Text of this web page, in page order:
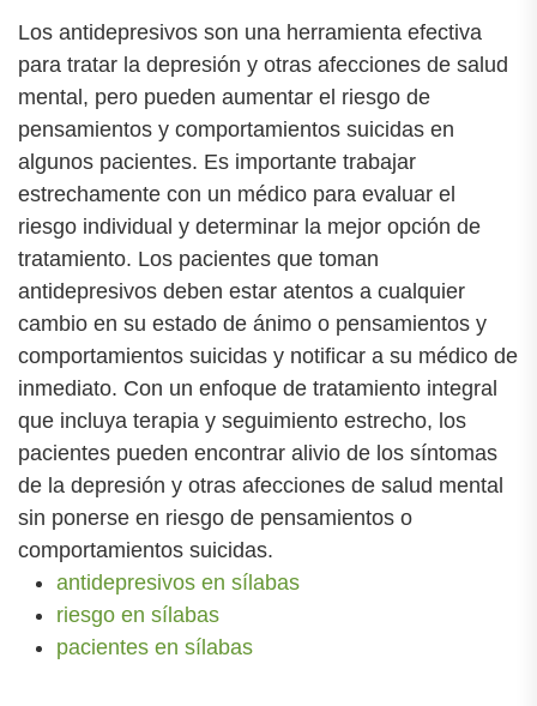
Los antidepresivos son una herramienta efectiva
para tratar la depresión y otras afecciones de salud
mental, pero pueden aumentar el riesgo de
pensamientos y comportamientos suicidas en
algunos pacientes. Es importante trabajar
estrechamente con un médico para evaluar el
riesgo individual y determinar la mejor opción de
tratamiento. Los pacientes que toman
antidepresivos deben estar atentos a cualquier
cambio en su estado de ánimo o pensamientos y
comportamientos suicidas y notificar a su médico de
inmediato. Con un enfoque de tratamiento integral
que incluya terapia y seguimiento estrecho, los
pacientes pueden encontrar alivio de los síntomas
de la depresión y otras afecciones de salud mental
sin ponerse en riesgo de pensamientos o
comportamientos suicidas.
antidepresivos en sílabas
riesgo en sílabas
pacientes en sílabas